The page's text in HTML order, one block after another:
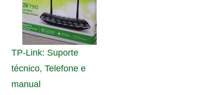
TP-Link: Suporte
técnico, Telefone e
manual